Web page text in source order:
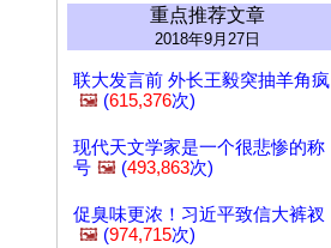
重点推荐文章
2018年9月27日
联大发言前 外长王毅突抽羊角疯
🖼️ (615,376次)
现代天文学家是一个很悲惨的称
号 🖼️ (493,863次)
促臭味更浓！习近平致信大裤衩
🖼️ (974,715次)